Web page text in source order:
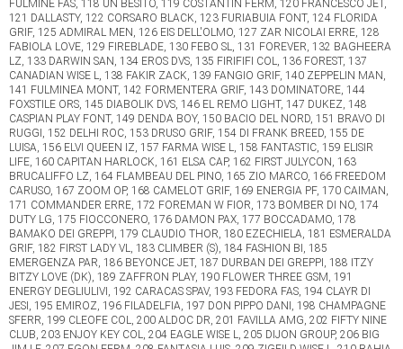
FULMINE FAS, 118 UN BESITO, 119 COSTANTIN FERM, 120 FRANCESCO JET,
121 DALLASTY, 122 CORSARO BLACK, 123 FURIABUIA FONT, 124 FLORIDA
GRIF, 125 ADMIRAL MEN, 126 EIS DELL'OLMO, 127 ZAR NICOLAI ERRE, 128
FABIOLA LOVE, 129 FIREBLADE, 130 FEBO SL, 131 FOREVER, 132 BAGHEERA
LZ, 133 DARWIN SAN, 134 EROS DVS, 135 FIRIFIFI COL, 136 FOREST, 137
CANADIAN WISE L, 138 FAKIR ZACK, 139 FANGIO GRIF, 140 ZEPPELIN MAN,
141 FULMINEA MONT, 142 FORMENTERA GRIF, 143 DOMINATORE, 144
FOXSTILE ORS, 145 DIABOLIK DVS, 146 EL REMO LIGHT, 147 DUKEZ, 148
CASPIAN PLAY FONT, 149 DENDA BOY, 150 BACIO DEL NORD, 151 BRAVO DI
RUGGI, 152 DELHI ROC, 153 DRUSO GRIF, 154 DI FRANK BREED, 155 DE
LUISA, 156 ELVI QUEEN IZ, 157 FARMA WISE L, 158 FANTASTIC, 159 ELISIR
LIFE, 160 CAPITAN HARLOCK, 161 ELSA CAP, 162 FIRST JULYCON, 163
BRUCALIFFO LZ, 164 FLAMBEAU DEL PINO, 165 ZIO MARCO, 166 FREEDOM
CARUSO, 167 ZOOM OP, 168 CAMELOT GRIF, 169 ENERGIA PF, 170 CAIMAN,
171 COMMANDER ERRE, 172 FOREMAN W FIOR, 173 BOMBER DI NO, 174
DUTY LG, 175 FIOCCONERO, 176 DAMON PAX, 177 BOCCADAMO, 178
BAMAKO DEI GREPPI, 179 CLAUDIO THOR, 180 EZECHIELA, 181 ESMERALDA
GRIF, 182 FIRST LADY VL, 183 CLIMBER (S), 184 FASHION BI, 185
EMERGENZA PAR, 186 BEYONCE JET, 187 DURBAN DEI GREPPI, 188 ITZY
BITZY LOVE (DK), 189 ZAFFRON PLAY, 190 FLOWER THREE GSM, 191
ENERGY DEGLIULIVI, 192 CARACAS SPAV, 193 FEDORA FAS, 194 CLAYR DI
JESI, 195 EMIROZ, 196 FILADELFIA, 197 DON PIPPO DANI, 198 CHAMPAGNE
SFERR, 199 CLEOFE COL, 200 ALDOC DR, 201 FAVILLA AMG, 202 FIFTY NINE
CLUB, 203 ENJOY KEY COL, 204 EAGLE WISE L, 205 DIJON GROUP, 206 BIG